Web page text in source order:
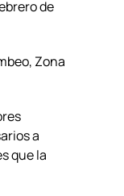
de
Zona
a
que la